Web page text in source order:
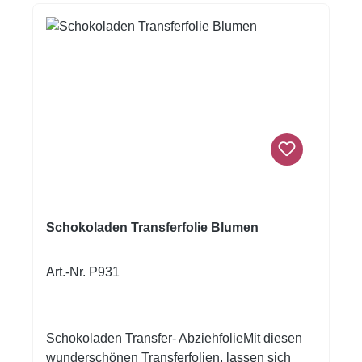
Schokoladen Transferfolie Blumen
Art.-Nr. P931
Schokoladen Transfer- AbziehfolieMit diesen
wunderschönen Transferfolien, lassen sich